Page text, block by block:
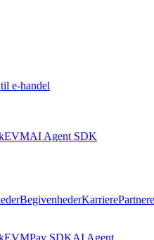
e-handel
AI Agent SDK
BegivenhederKarrierePartnere